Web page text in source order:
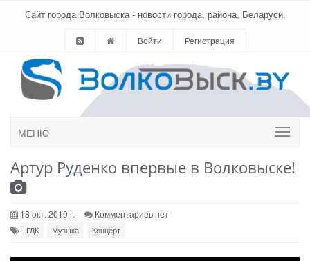
Сайт города Волковыска - новости города, района, Беларуси.
Войти Регистрация
МЕНЮ
Артур Руденко впервые в Волковыске!
18 окт. 2019 г. Комментариев нет
ГДК Музыка Концерт